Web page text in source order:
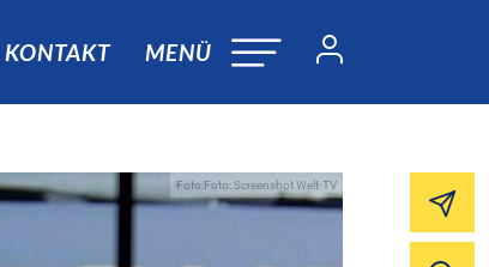
KONTAKT MENÜ
Foto:Foto: Screenshot Welt-TV